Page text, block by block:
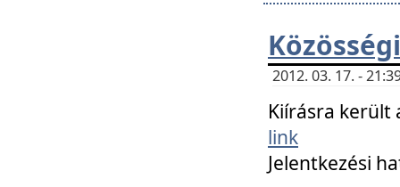
2012. 03. 17. -
Kiírásra került
link
Jelentkezési